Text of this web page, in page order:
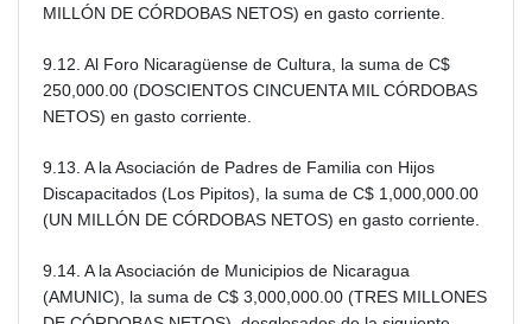
MILLÓN DE CÓRDOBAS NETOS) en gasto corriente.
9.12. Al Foro Nicaragüense de Cultura, la suma de C$
250,000.00 (DOSCIENTOS CINCUENTA MIL CÓRDOBAS
NETOS) en gasto corriente.
9.13. A la Asociación de Padres de Familia con Hijos
Discapacitados (Los Pipitos), la suma de C$ 1,000,000.00
(UN MILLÓN DE CÓRDOBAS NETOS) en gasto corriente.
9.14. A la Asociación de Municipios de Nicaragua
(AMUNIC), la suma de C$ 3,000,000.00 (TRES MILLONES